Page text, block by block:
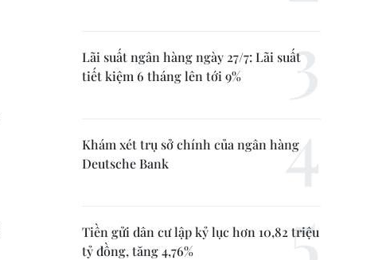
Lãi suất ngân hàng ngày 27/7: Lãi suất
tiết kiệm 6 tháng lên tới 9%
Khám xét trụ sở chính của ngân hàng
Deutsche Bank
Tiền gửi dân cư lập kỷ lục hơn 10,82 triệu
tỷ đồng, tăng 4,76%